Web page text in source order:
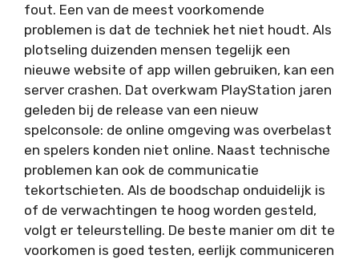
fout. Een van de meest voorkomende
problemen is dat de techniek het niet houdt. Als
plotseling duizenden mensen tegelijk een
nieuwe website of app willen gebruiken, kan een
server crashen. Dat overkwam PlayStation jaren
geleden bij de release van een nieuw
spelconsole: de online omgeving was overbelast
en spelers konden niet online. Naast technische
problemen kan ook de communicatie
tekortschieten. Als de boodschap onduidelijk is
of de verwachtingen te hoog worden gesteld,
volgt er teleurstelling. De beste manier om dit te
voorkomen is goed testen, eerlijk communiceren